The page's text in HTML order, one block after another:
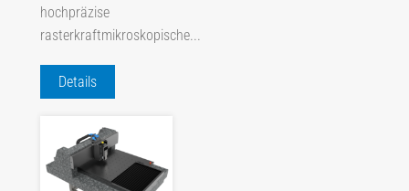
hochpräzise
rasterkraftmikroskopische...
Details